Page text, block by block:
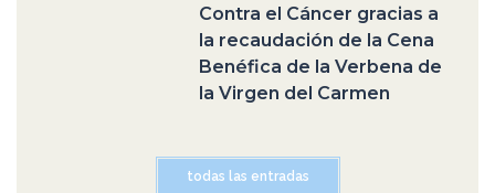
Contra el Cáncer gracias a
la recaudación de la Cena
Benéfica de la Verbena de
la Virgen del Carmen
todas las entradas